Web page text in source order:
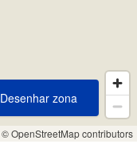
© OpenStreetMap contributors
Desenhar zona
Desenhar zona